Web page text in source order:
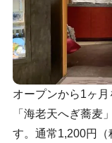
オープンから1ヶ
「海老天へぎ蕎麦
す。通常1,200円